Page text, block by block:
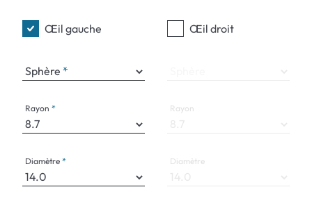
Œil gauche
Sphère
Rayon
Diamètre
Œil droit
Rayon
Diamètre